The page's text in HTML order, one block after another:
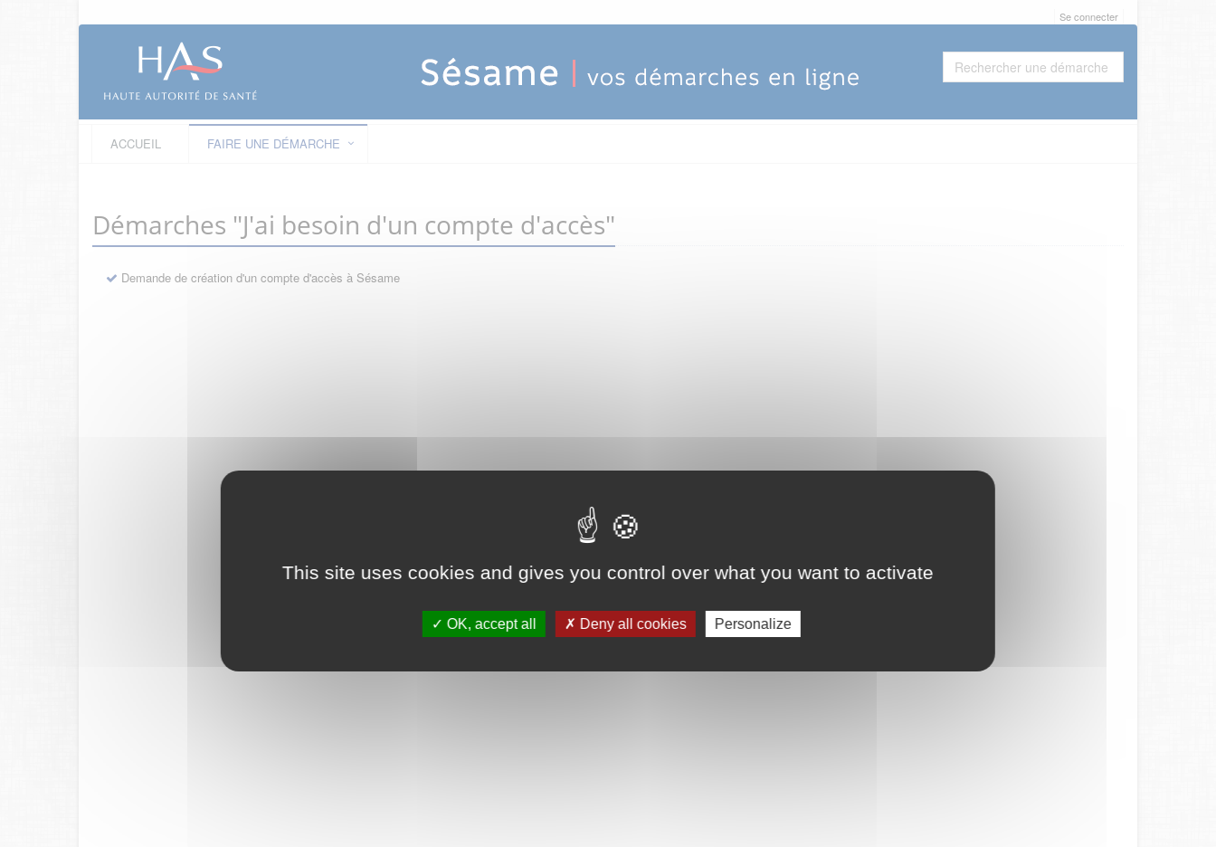
This site uses cookies and gives you control over what you want to activate
OK, accept all Deny all cookies Personalize
Se connecter
ACCUEIL FAIRE UNE DÉMARCHE
Démarches "J'ai besoin d'un compte d'accès"
Demande de création d'un compte d'accès à Sésame